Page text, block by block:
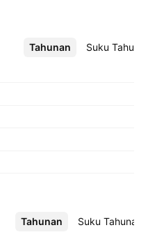
Tahunan Suku
Lebih
Tahunan Suku Tahunan
Lebih